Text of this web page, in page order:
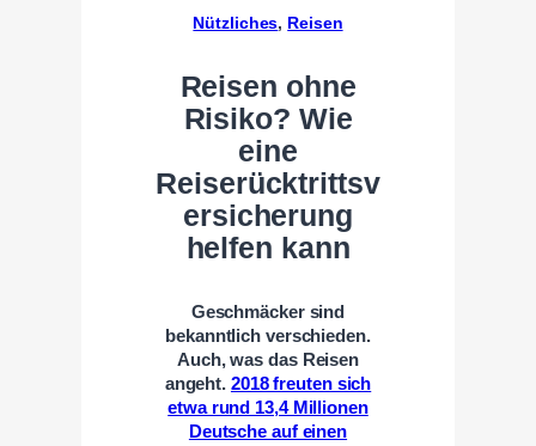
Nützliches, Reisen
Reisen ohne
Risiko? Wie
eine
Reiserücktrittsv
ersicherung
helfen kann
Geschmäcker sind
bekanntlich verschieden.
Auch, was das Reisen
angeht. 2018 freuten sich
etwa rund 13,4 Millionen
Deutsche auf einen